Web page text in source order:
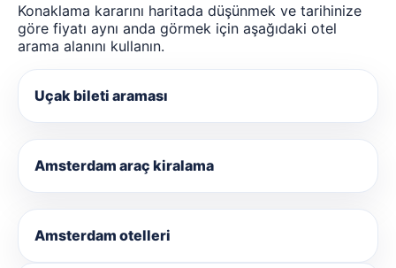
Konaklama kararını haritada düşünmek ve tarihinize
göre fiyatı aynı anda görmek için aşağıdaki otel
arama alanını kullanın.
Uçak bileti araması
Amsterdam araç kiralama
Amsterdam otelleri